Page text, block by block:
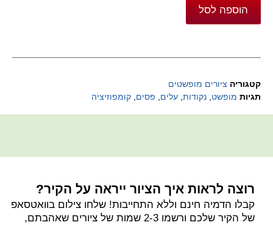
הוספה לסל
קטגוריה ציורים מופשטים
תגיות מופשט, נקודות, עלים, פסים, קומפוזיציה
רוצה לראות איך הציור ייראה על הקיר?
קבלו הדמיה חינם וללא התחייבות! שלחו צילום בוואטסאפ
של הקיר שלכם ורשמו 2-3 שמות של ציורים שאהבתם,